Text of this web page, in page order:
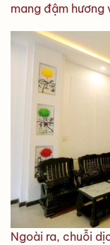
mang đậm hương
Ngoài ra, chuỗi